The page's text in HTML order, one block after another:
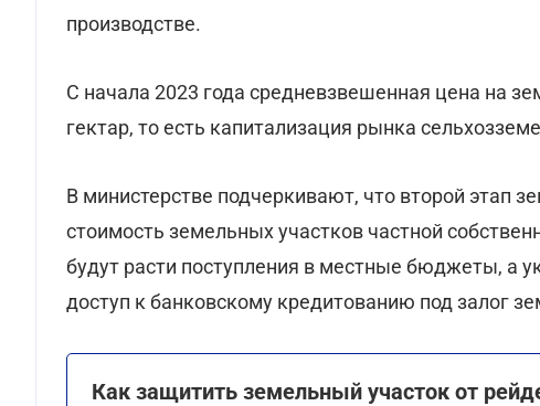
производстве.
С начала 2023 года средневзвешенная цена на
гектар, то есть капитализация рынка
В министерстве подчеркивают, что второй этап
стоимость земельных участков частной
будут расти поступления в местные бюджеты, а
доступ к банковскому кредитованию под залог
Как защитить земельный участок от